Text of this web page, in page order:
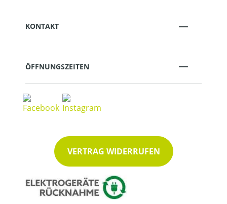
KONTAKT
ÖFFNUNGSZEITEN
VERTRAG WIDERRUFEN